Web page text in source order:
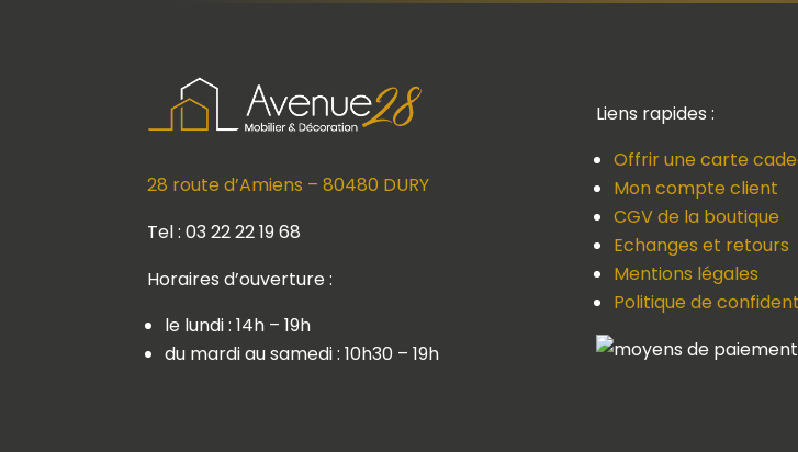
28 route d’Amiens – 80480 DURY
Tel : 03 22 22 19 68
Horaires d’ouverture :
le lundi : 14h – 19h
du mardi au samedi : 10h30 – 19h
Liens rapides :
Offrir une carte
Mon compte client
CGV de la boutique
Echanges et retours
Mentions légales
Politique de